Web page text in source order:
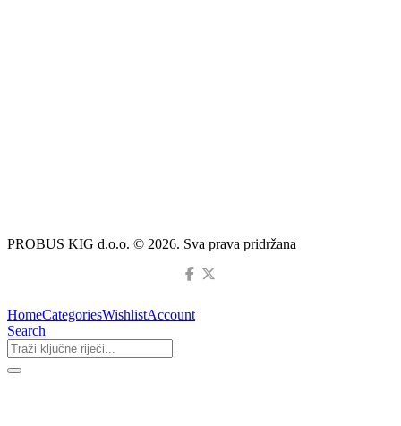
PROBUS KIG d.o.o. © 2026. Sva prava pridržana
HomeCategoriesWishlistAccount
Search